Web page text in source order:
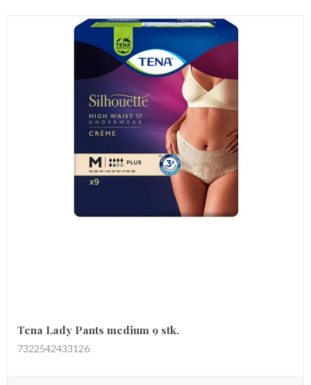
Tena Lady Pants medium 9 stk.
7322542433126